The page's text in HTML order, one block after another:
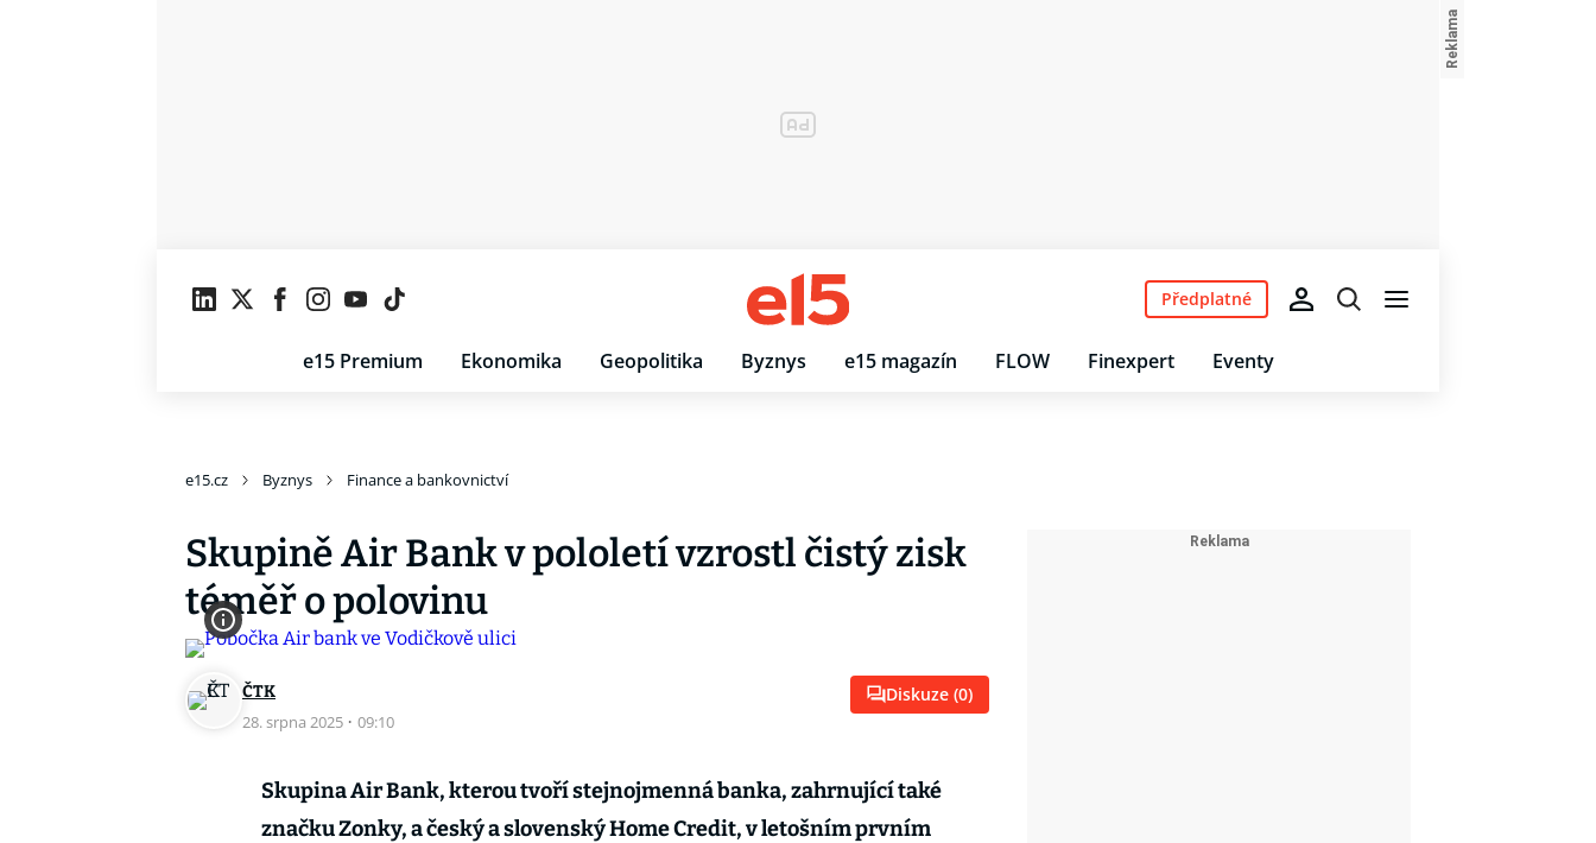
e15 Premium Ekonomika Geopolitika Byznys e15 magazín FLOW Finexpert Eventy
Předplatné
e15.cz Byznys Finance a bankovnictví
Skupině Air Bank v pololetí vzrostl čistý zisk
téměř o polovinu
ČTK
28. srpna 2025 · 09:10
Diskuze (0)
Skupina Air Bank, kterou tvoří stejnojmenná banka, zahrnující také
značku Zonky, a český a slovenský Home Credit, v letošním prvním